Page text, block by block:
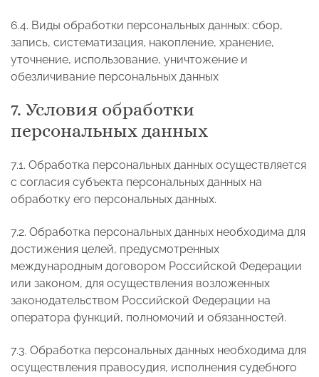
6.4. Виды обработки персональных данных: сбор,
запись, систематизация, накопление, хранение,
уточнение, использование, уничтожение и
обезличивание персональных данных
7. Условия обработки
персональных данных
7.1. Обработка персональных данных осуществляется
с согласия субъекта персональных данных на
обработку его персональных данных.
7.2. Обработка персональных данных необходима для
достижения целей, предусмотренных
международным договором Российской Федерации
или законом, для осуществления возложенных
законодательством Российской Федерации на
оператора функций, полномочий и обязанностей.
7.3. Обработка персональных данных необходима для
осуществления правосудия, исполнения судебного